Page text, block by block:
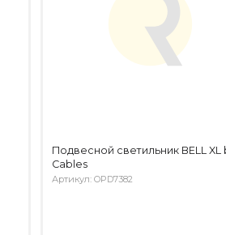
Подвесной светильник BELL XL
Cables
Артикул: OPD7382